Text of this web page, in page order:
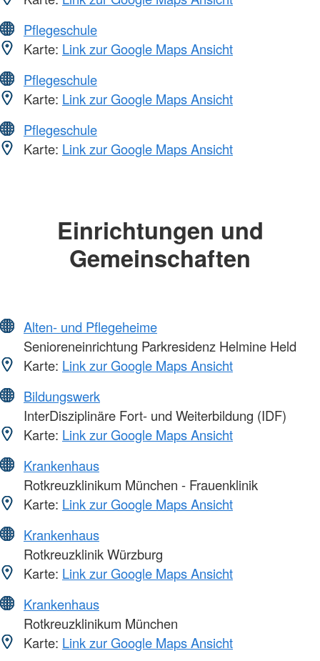
Pflegeschule
Karte: Link zur Google Maps Ansicht
Pflegeschule
Karte: Link zur Google Maps Ansicht
Pflegeschule
Karte: Link zur Google Maps Ansicht
Einrichtungen und
Gemeinschaften
Alten- und Pflegeheime
Senioreneinrichtung Parkresidenz Helmine Held
Karte: Link zur Google Maps Ansicht
Bildungswerk
InterDisziplinäre Fort- und Weiterbildung (IDF)
Karte: Link zur Google Maps Ansicht
Krankenhaus
Rotkreuzklinikum München - Frauenklinik
Karte: Link zur Google Maps Ansicht
Krankenhaus
Rotkreuzklinik Würzburg
Karte: Link zur Google Maps Ansicht
Krankenhaus
Rotkreuzklinikum München
Karte: Link zur Google Maps Ansicht